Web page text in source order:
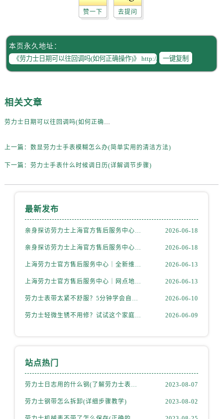
赞一下 去提问
本页永久地址：
一键复制
相关文章
劳力士日期可以往回调吗(如何正确操作)
上一篇： 数显劳力士手表模糊怎么办(简单实用的清洁方法)
下一篇： 劳力士手表什么时候调日历(详解调节步骤)
最新发布
亲身探访劳力士上海官方售后服务中心｜全新地址电话一览（2026年6月最新） 2026-06-18
亲身探访劳力士上海官方售后服务中心｜全部网点地址电话（2026年6月最新） 2026-06-18
上海劳力士官方售后服务中心｜全新维修门店地址及电话权威信息公示（2026年6月最新） 2026-06-13
上海劳力士官方售后服务中心｜网点地址与电话权威信息公示（2026年6月最新） 2026-06-13
劳力士表带太紧不舒服？5分钟学会自己调节长度 2026-06-10
劳力士轻微生锈不用修？试试这个家庭小妙方 2026-06-09
站点热门
劳力士日志用的什么钢(了解劳力士表款材质选择) 2023-08-07
劳力士钢带怎么拆卸(详细步骤教学) 2023-08-02